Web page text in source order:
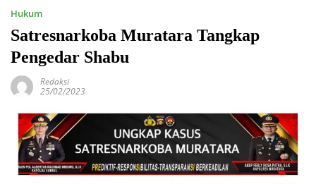
Hukum
Satresnarkoba Muratara Tangkap
Pengedar Shabu
Redaksi
25/02/2023